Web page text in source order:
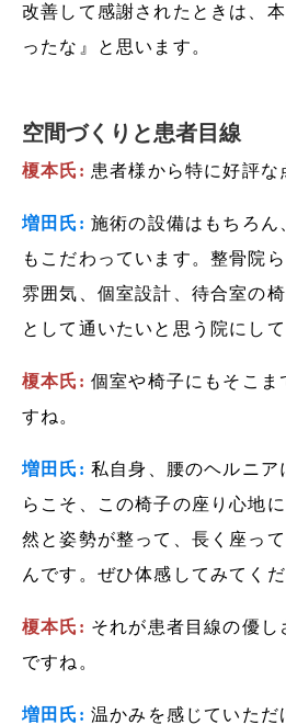
改善して感謝されたときは、
ったな』と思います。
空間づくりと患者目線
榎本氏: 患者様から特に好評な
増田氏: 施術の設備はもちろん
もこだわっています。整骨院
雰囲気、個室設計、待合室の
として通いたいと思う院にして
榎本氏: 個室や椅子にもそこ
すね。
増田氏: 私自身、腰のヘルニ
らこそ、この椅子の座り心地
然と姿勢が整って、長く座っ
んです。ぜひ体感してみてくだ
榎本氏: それが患者目線の優
ですね。
増田氏: 温かみを感じていただ